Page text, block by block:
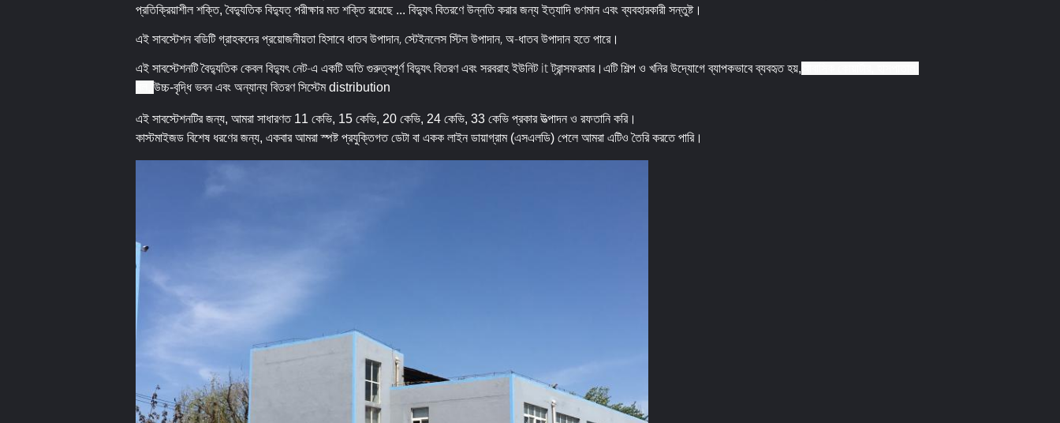
প্রতিক্রিয়াশীল শক্তি, বৈদ্যুতিক বিদ্যুত্ পরীক্ষার মত শক্তি রয়েছে ... বিদ্যুৎ বিতরণে উন্নতি করার জন্য ইত্যাদি গুণমান এবং ব্যবহারকারী সন্তুষ্ট।
এই সাবস্টেশন বডিটি গ্রাহকদের প্রয়োজনীয়তা হিসাবে ধাতব উপাদান, স্টেইনলেস স্টিল উপাদান, অ-ধাতব উপাদান হতে পারে।
এই সাবস্টেশনটি বৈদ্যুতিক কেবল বিদ্যুৎ নেট-এ একটি অতি গুরুত্বপূর্ণ বিদ্যুৎ বিতরণ এবং সরবরাহ ইউনিট it ট্রান্সফরমার। এটি শিল্প ও খনির উদ্যোগে ব্যাপকভাবে ব্যবহৃত হয়,
উচ্চ-বৃদ্ধি ভবন এবং অন্যান্য বিতরণ সিস্টেম distribution
এই সাবস্টেশনটির জন্য, আমরা সাধারণত 11 কেভি, 15 কেভি, 20 কেভি, 24 কেভি, 33 কেভি প্রকার উত্পাদন ও রফতানি করি।
কাস্টমাইজড বিশেষ ধরণের জন্য, একবার আমরা স্পষ্ট প্রযুক্তিগত ডেটা বা একক লাইন ডায়াগ্রাম (এসএলডি) পেলে আমরা এটিও তৈরি করতে পারি।